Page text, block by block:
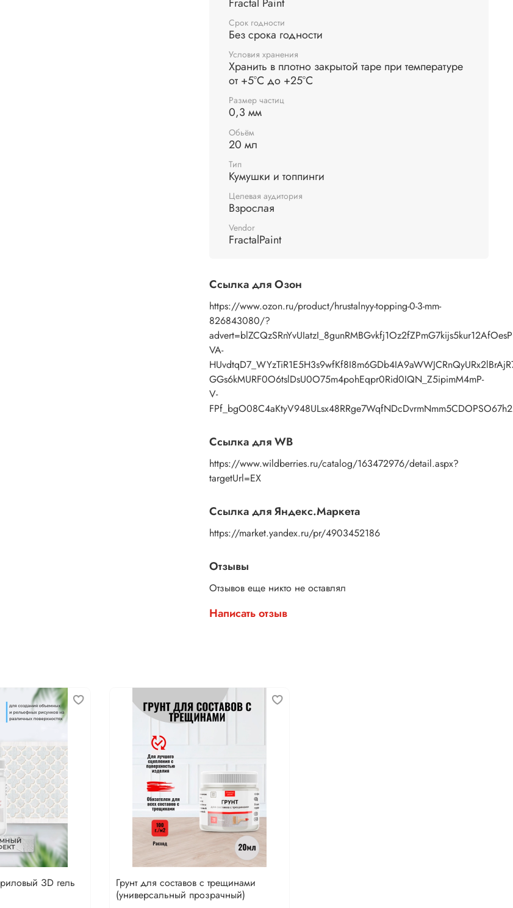
интереснее и "сложнее".
Срок годности
Без срока годности
Условия хранения
Хранить в плотно закрытой таре при температуре
от +5°С до +25°С
Размер частиц
0,3 мм
Обьём
20 мл
Тип
Кумушки и топпинги
Целевая аудитория
Взрослая
Vendor
FractalPaint
Ссылка для Озон
https://www.ozon.ru/product/hrustalnyy-topping-0-3-mm-
826843080/?
VA-
GGs6kMURF0O6tslDsU0O75m4pohEqpr0Rid0IQN_Z5ipimM4mP-
V-
Ссылка для WB
https://www.wildberries.ru/catalog/163472976/detail.aspx?
targetUrl=EX
Ссылка для Яндекс.Маркета
https://market.yandex.ru/pr/4903452186
Отзывы
Отзывов еще никто не оставлял
Написать отзыв
ЗD гель
Грунт для составов с трещинами
(универсальный прозрачный)